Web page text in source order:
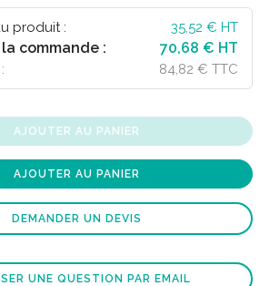
produit : 35,52 € HT
commande : 70,68 € HT
84,82 € TTC
AJOUTER AU PANIER
AJOUTER AU PANIER
DEMANDER UN DEVIS
UNE QUESTION PAR EMAIL